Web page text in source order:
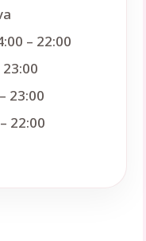
– 22:00
23:00
23:00
22:00